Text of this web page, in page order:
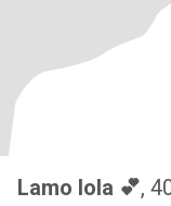
Lamo lola 💕,